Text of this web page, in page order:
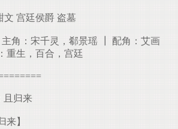
宫廷侯爵 盗墓
角：宋千灵，郗景瑶 ┃ 配角：艾画
重生，百合，宫廷
归来
】